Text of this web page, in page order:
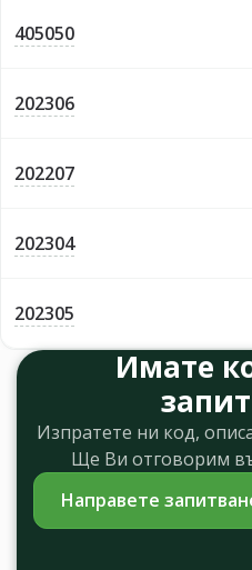
405050
202306
202207
202304
202305
Имате
Изпратете ни код,
Ще Ви отговорим
Направете